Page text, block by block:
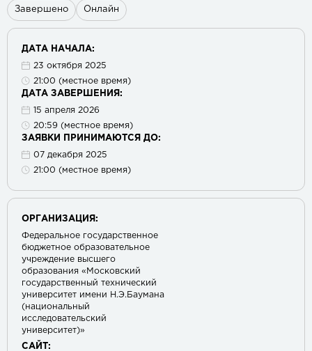
Завершено Онлайн
ДАТА НАЧАЛА:
23 октября 2025
21:00 (местное время)
ДАТА ЗАВЕРШЕНИЯ:
15 апреля 2026
20:59 (местное время)
ЗАЯВКИ ПРИНИМАЮТСЯ ДО:
07 декабря 2025
21:00 (местное время)
ОРГАНИЗАЦИЯ:
Федеральное государственное
бюджетное образовательное
учреждение высшего
образования «Московский
государственный технический
университет имени Н.Э.Баумана
(национальный
исследовательский
университет)»
САЙТ: